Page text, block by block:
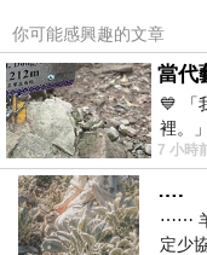
駁車還是要付點
一來我也想步行
啦~
進入房間區就是
築在海上 兩旁
你可能感興趣的文章
💙 「
裡。
抽象
7 小時
….
⋯⋯ 羊
定少